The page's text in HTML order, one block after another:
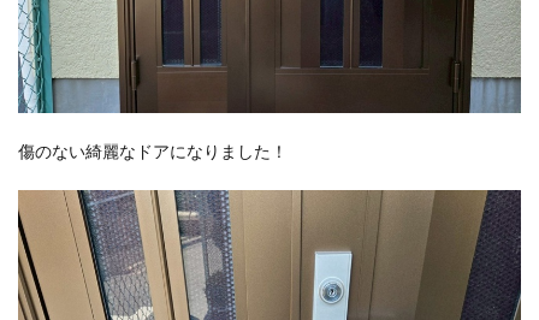
傷のない綺麗なドアになりました！